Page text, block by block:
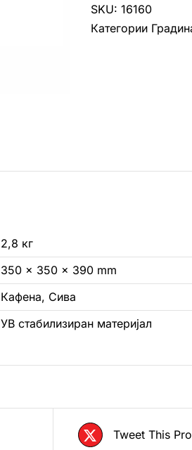
количина
SKU: 16160
Категории
2,8 кг
350 × 350 × 390 mm
Кафена, Сива
УВ стабилизиран материјал
Tweet This